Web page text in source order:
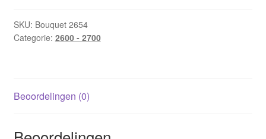
SKU: Bouquet 2654
Categorie: 2600 - 2700
Beoordelingen (0)